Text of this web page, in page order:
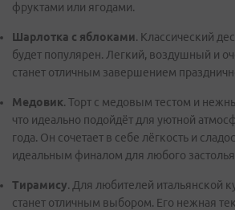
фруктами или ягодами.
Шарлотка с яблоками. Классический
будет популярен. Легкий, воздушный и
станет отличным завершением
Медовик. Торт с медовым тестом и
что идеально подойдёт для уютной
года. Он сочетает в себе лёгкость и
идеальным финалом для любого
Тирамису. Для любителей итальянской
станет отличным выбором. Его нежная